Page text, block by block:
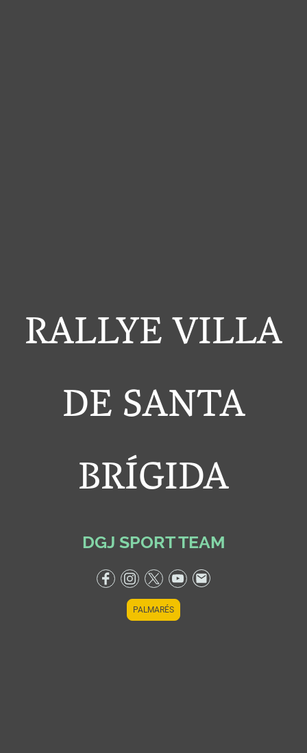
RALLYE VILLA
DE SANTA
BRÍGIDA
DGJ SPORT TEAM
PALMARÉS